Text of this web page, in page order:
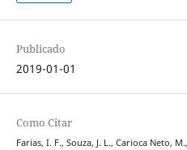
Publicado
2019-01-01
Como Citar
Farias, I. F., Souza, J. L., Carioca Neto,